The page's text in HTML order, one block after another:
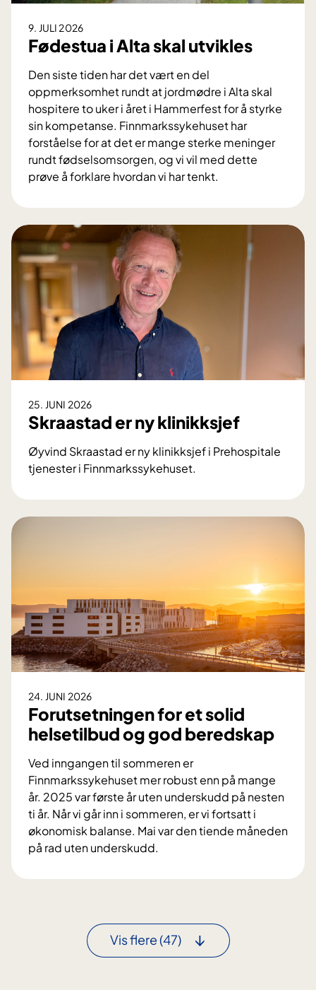
9. JULI 2026
Fødestua i Alta skal utvikles
Den siste tiden har det vært en del
oppmerksomhet rundt at jordmødre i Alta skal
hospitere to uker i året i Hammerfest for å styrke
sin kompetanse. Finnmarkssykehuset har
forståelse for at det er mange sterke meninger
rundt fødselsomsorgen, og vi vil med dette
prøve å forklare hvordan vi har tenkt.
ø
d
e
s
t
u
i
A
l
t
s
k
a
l
t
v
25. JUNI 2026
Skraastad er ny klinikksjef
Øyvind Skraastad er ny klinikksjef i Prehospitale
tjenester i Finnmarkssykehuset.
k
r
a
d
e
r
n
k
l
i
n
i
k
k
e
24. JUNI 2026
Forutsetningen for et solid
helsetilbud og god beredskap
Ved inngangen til sommeren er
Finnmarkssykehuset mer robust enn på mange
år. 2025 var første år uten underskudd på nesten
ti år. Når vi går inn i sommeren, er vi fortsatt i
økonomisk balanse. Mai var den tiende måneden
på rad uten underskudd.
o
Vis flere(47)